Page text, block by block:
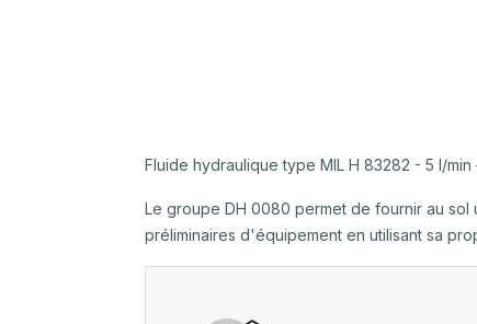
Fluide hydraulique type MIL H 83282 - 5 l/min
Le groupe DH 0080 permet de fournir au
préliminaires d'équipement en utilisant sa